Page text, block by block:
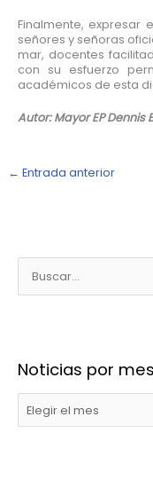
Finalmente, expresar
señores y señoras
mar, docentes
con su esfuerzo
académicos de esta
Autor: Mayor EP Dennis
← Entrada anterior
a
r
Noticias por mes
a
p